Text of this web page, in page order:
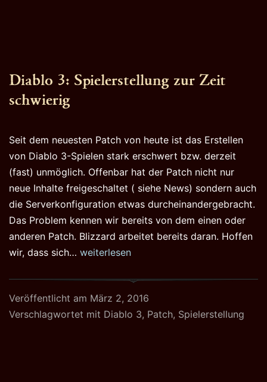
Diablo 3: Spielerstellung zur Zeit
schwierig
Seit dem neuesten Patch von heute ist das Erstellen
von Diablo 3-Spielen stark erschwert bzw. derzeit
(fast) unmöglich. Offenbar hat der Patch nicht nur
neue Inhalte freigeschaltet ( siehe News) sondern auch
die Serverkonfiguration etwas durcheinandergebracht.
Das Problem kennen wir bereits von dem einen oder
anderen Patch. Blizzard arbeitet bereits daran. Hoffen
wir, dass sich… Diablo
Spielerstellung
zur
Zeit
weiterlesen
Veröffentlicht am März 2, 2016
Verschlagwortet mit Diablo 3, Patch, Spielerstellung